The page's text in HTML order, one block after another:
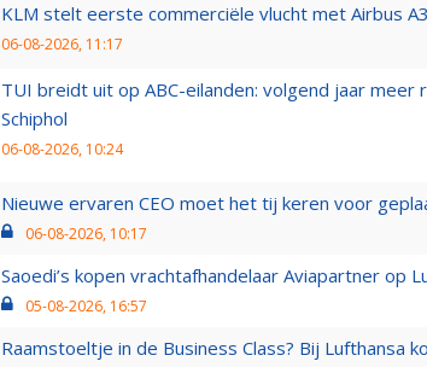
KLM stelt eerste commerciële vlucht met Airbus
06-08-2026, 11:17
TUI breidt uit op ABC-eilanden: volgend jaar meer
Schiphol
06-08-2026, 10:24
Nieuwe ervaren CEO moet het tij keren voor
06-08-2026, 10:17
Saoedi’s kopen vrachtafhandelaar Aviapartner op
05-08-2026, 16:57
Raamstoeltje in de Business Class? Bij Lufthansa